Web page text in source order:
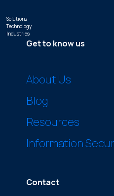
Solutions
Technology
Industries
Get to know us
About Us
Blog
Resources
Information
Contact